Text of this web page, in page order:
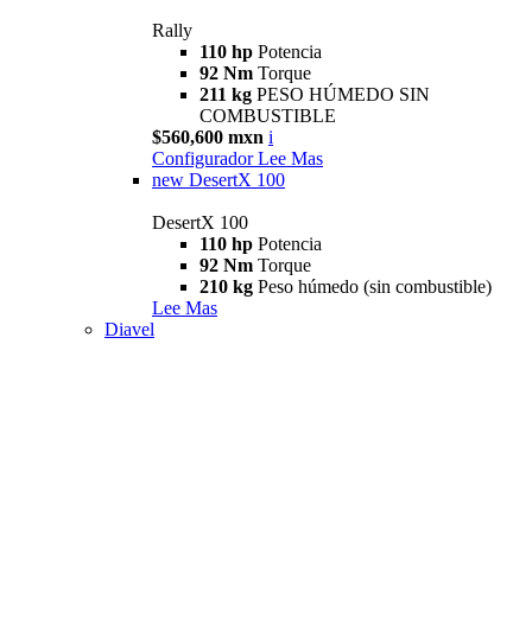
Rally
110 hp Potencia
92 Nm Torque
211 kg PESO HÚMEDO SIN
COMBUSTIBLE
$560,600 mxn i
Configurador Lee Mas
new DesertX 100
DesertX 100
110 hp Potencia
92 Nm Torque
210 kg Peso húmedo (sin combustible)
Lee Mas
Diavel